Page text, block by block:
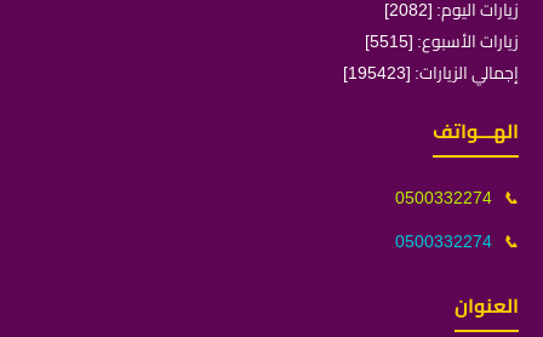
زيارات اليوم: [2082]
زيارات الأسبوع: [5515]
إجمالي الزيارات: [195423]
الهـــواتف
📞
0500332274
📞
0500332274
العنوان